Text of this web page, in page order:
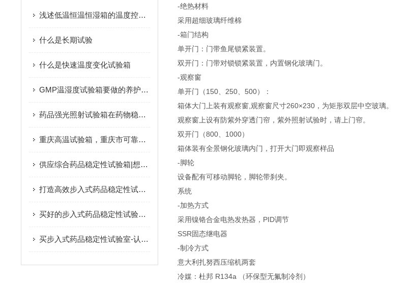
浅述低温恒温恒湿箱的温度控制系统
什么是长期试验
什么是快速温度变化试验箱
GMP温湿度试验箱要做的养护工作需做好
药品强光照射试验箱在药物稳定性测试中的应用
重庆高温试验箱，重庆市可靠的高温试验箱供应商是哪家
供应综合药品稳定性试验箱|想买耐用的综合药品稳定性试验箱就来创测科技
打造高效步入式药品稳定性试验室：技术与管理并重
买好的步入式药品稳定性试验室，就选创测科技
买步入式药品稳定性试验室-认准创测科技
-绝热材料
采用超细玻璃纤维棉
-箱门结构
单开门：门带鱼尾锁紧装置。
双开门：门带对锁锁紧装置，内置钢化玻璃门。
-观察窗
单开门（150、250、500）：
箱体大门上装有观察窗,观察窗尺寸260×230，为矩形双层中空玻璃。
观察窗上设有防紫外穿透门帘，紫外照射试验时，请上门帘。
双开门（800、1000）
箱体装有全景钢化玻璃内门，打开大门即观察样品
-脚轮
设备配有可移动脚轮，脚轮带刹夹。
系统
-加热方式
采用镍铬合金电热发热器，PID调节
SSR固态继电器
-制冷方式
意大利扎努西压缩机两套
冷媒：杜邦 R134a （环保型无氟制冷剂）